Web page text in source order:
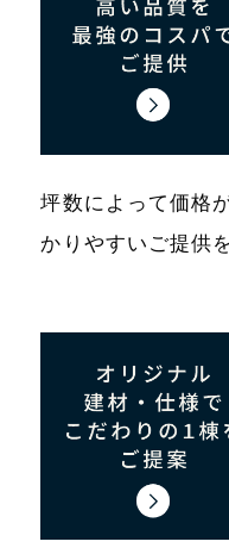
坪数によって価格
かりやすいご提供